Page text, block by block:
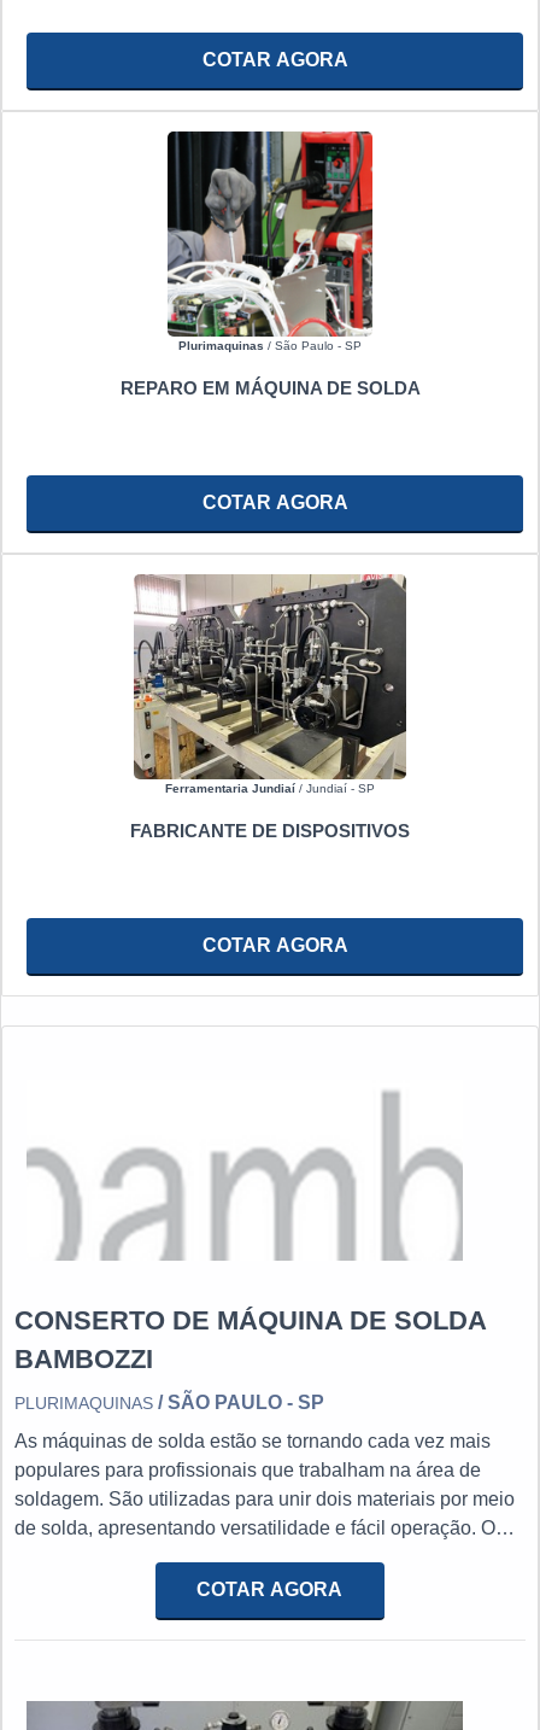
COTAR AGORA
Plurimaquinas / São Paulo - SP
REPARO EM MÁQUINA DE SOLDA
COTAR AGORA
Ferramentaria Jundiaí / Jundiaí - SP
FABRICANTE DE DISPOSITIVOS
COTAR AGORA
CONSERTO DE MÁQUINA DE SOLDA
BAMBOZZI
PLURIMAQUINAS / SÃO PAULO - SP
As máquinas de solda estão se tornando cada vez mais
populares para profissionais que trabalham na área de
soldagem. São utilizadas para unir dois materiais por meio
de solda, apresentando versatilidade e fácil operação. O
essencial para garantir um bom funcionamento e, ainda,
obter mais economia.MAIS INFORMAÇÕES
RELEVANTES SOBRE O SERVIÇOAs principais
eficiência do processo, ou seja, o bom resultado estará
COTAR AGORA